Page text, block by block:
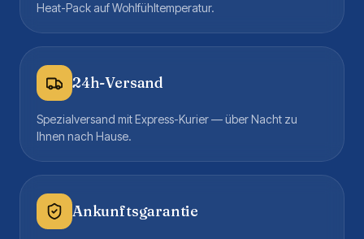
Heat-Pack auf Wohlfühltemperatur.
24h-Versand
Spezialversand mit Express-Kurier — über Nacht zu
Ihnen nach Hause.
Ankunftsgarantie